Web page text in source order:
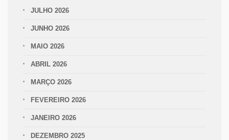
JULHO 2026
JUNHO 2026
MAIO 2026
ABRIL 2026
MARÇO 2026
FEVEREIRO 2026
JANEIRO 2026
DEZEMBRO 2025